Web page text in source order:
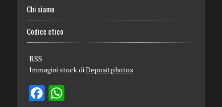
Chi siamo
Codice etico
RSS
Immagini stock di Depositphotos